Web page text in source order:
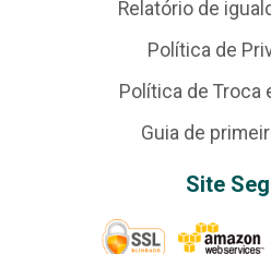
Relatório de
Política de
Política de Troca
Guia de
Site